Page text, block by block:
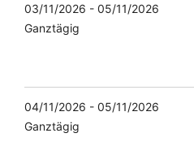
03/11/2026 - 05/11/2026
Ganztägig
04/11/2026 - 05/11/2026
Ganztägig